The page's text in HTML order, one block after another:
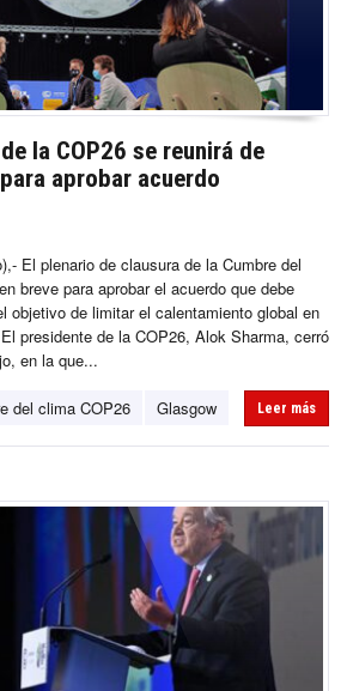
la COP26 se reunirá de
aprobar acuerdo
El plenario de clausura de la Cumbre del
breve para aprobar el acuerdo que debe
objetivo de limitar el calentamiento global en
presidente de la COP26, Alok Sharma, cerró
en la que...
del clima COP26 Glasgow Leer más